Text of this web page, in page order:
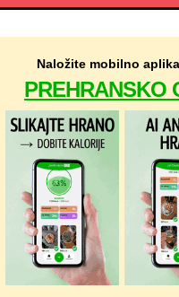
Naložite mobilno
PREHRANSKO